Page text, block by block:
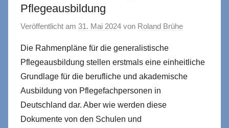
Pflegeausbildung
Veröffentlicht am 31. Mai 2024 von Roland Brühe
Die Rahmenpläne für die generalistische
Pflegeausbildung stellen erstmals eine einheitliche
Grundlage für die berufliche und akademische
Ausbildung von Pflegefachpersonen in
Deutschland dar. Aber wie werden diese
Dokumente von den Schulen und